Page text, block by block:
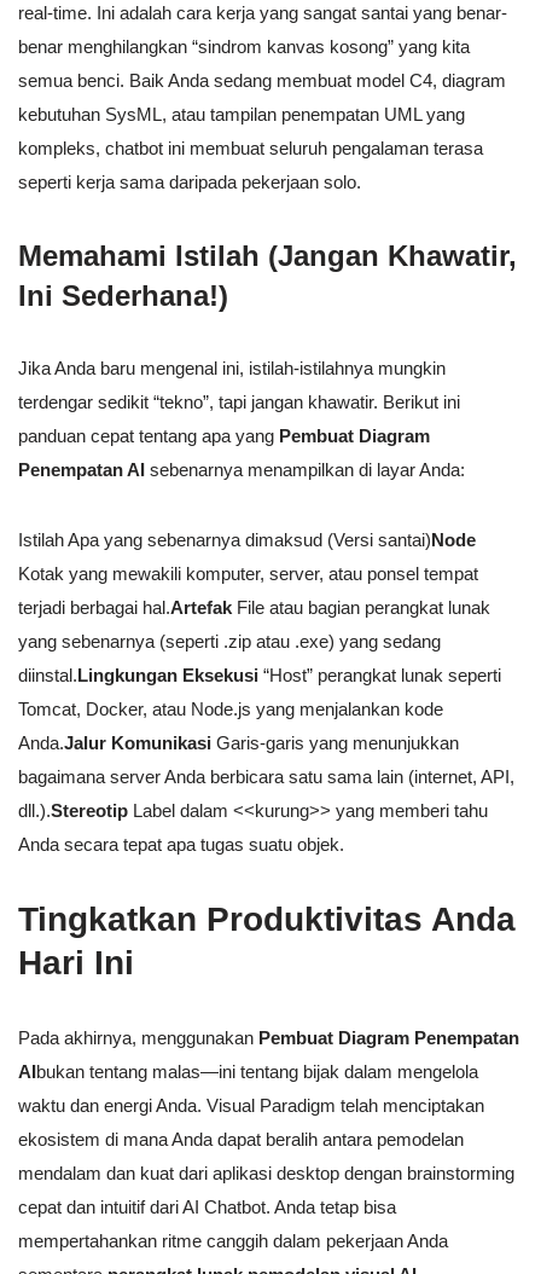
real-time. Ini adalah cara kerja yang sangat santai yang benar-
benar menghilangkan “sindrom kanvas kosong” yang kita
semua benci. Baik Anda sedang membuat model C4, diagram
kebutuhan SysML, atau tampilan penempatan UML yang
kompleks, chatbot ini membuat seluruh pengalaman terasa
seperti kerja sama daripada pekerjaan solo.
Memahami Istilah (Jangan Khawatir,
Ini Sederhana!)
Jika Anda baru mengenal ini, istilah-istilahnya mungkin
terdengar sedikit “tekno”, tapi jangan khawatir. Berikut ini
panduan cepat tentang apa yang Pembuat Diagram
Penempatan AI sebenarnya menampilkan di layar Anda:
Istilah Apa yang sebenarnya dimaksud (Versi santai)Node
Kotak yang mewakili komputer, server, atau ponsel tempat
terjadi berbagai hal.Artefak File atau bagian perangkat lunak
yang sebenarnya (seperti .zip atau .exe) yang sedang
diinstal.Lingkungan Eksekusi “Host” perangkat lunak seperti
Tomcat, Docker, atau Node.js yang menjalankan kode
Anda.Jalur Komunikasi Garis-garis yang menunjukkan
bagaimana server Anda berbicara satu sama lain (internet, API,
dll.).Stereotip Label dalam <<kurung>> yang memberi tahu
Anda secara tepat apa tugas suatu objek.
Tingkatkan Produktivitas Anda
Hari Ini
Pada akhirnya, menggunakan Pembuat Diagram Penempatan
AIbukan tentang malas—ini tentang bijak dalam mengelola
waktu dan energi Anda. Visual Paradigm telah menciptakan
ekosistem di mana Anda dapat beralih antara pemodelan
mendalam dan kuat dari aplikasi desktop dengan brainstorming
cepat dan intuitif dari AI Chatbot. Anda tetap bisa
mempertahankan ritme canggih dalam pekerjaan Anda